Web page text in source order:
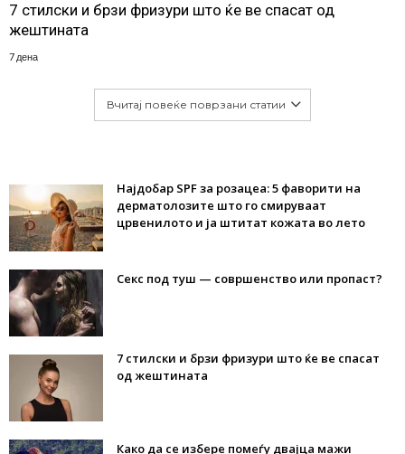
7 стилски и брзи фризури што ќе ве спасат од
жештината
7 дена
Вчитај повеќе поврзани статии
Најдобар SPF за розацеа: 5 фаворити на
дерматолозите што го смируваат
црвенилото и ја штитат кожата во лето
Секс под туш — совршенство или пропаст?
7 стилски и брзи фризури што ќе ве спасат
од жештината
Како да се избере помеѓу двајца мажи